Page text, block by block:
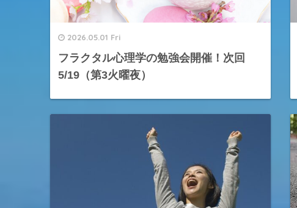
2026.05.01 Fri
フラクタル心理学の勉強会開催！次回
5/19（第3火曜夜）